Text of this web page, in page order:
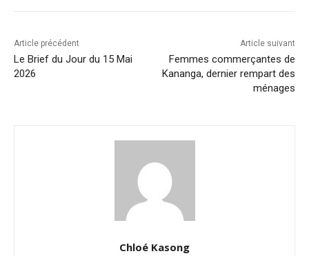
Article précédent
Le Brief du Jour du 15 Mai
2026
Article suivant
Femmes commerçantes de
Kananga, dernier rempart des
ménages
Chloé Kasong